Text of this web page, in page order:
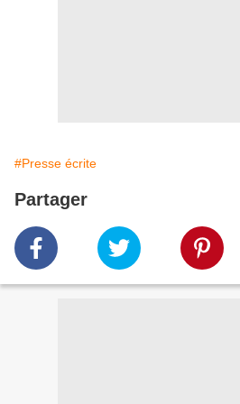
#Presse écrite
Partager